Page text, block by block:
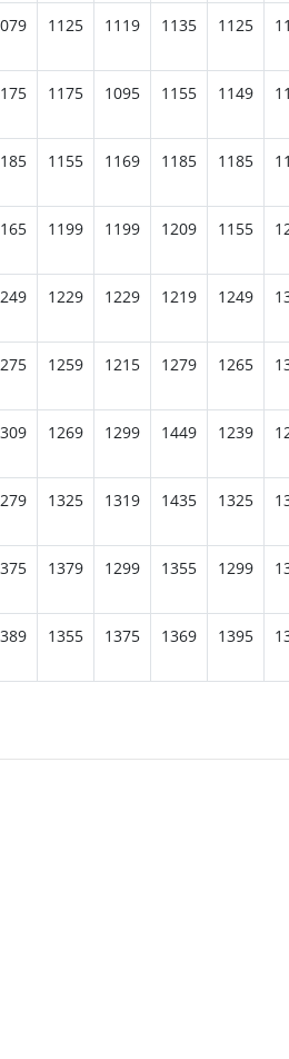
1125 1119 1135 1125
1175 1095 1155 1149
1155 1169 1185 1185
1199 1199 1209 1155
1229 1229 1219 1249
1259 1215 1279 1265
1269 1299 1449 1239
1325 1319 1435 1325
1379 1299 1355 1299
1355 1375 1369 1395